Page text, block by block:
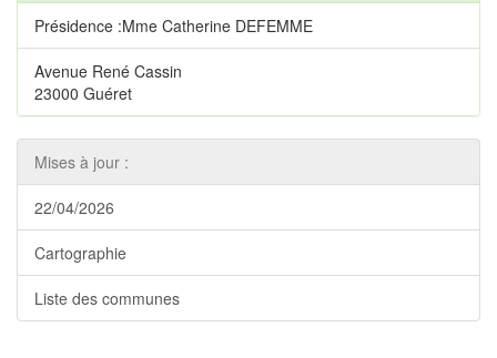
Présidence :Mme Catherine DEFEMME
Avenue René Cassin
23000 Guéret
Mises à jour :
22/04/2026
Cartographie
Liste des communes